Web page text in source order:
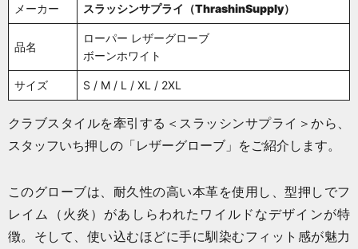
メーカー スラッシンサプライ（ThrashinSupply）
品名
ローパー レザーグローブ
ボーンホワイト
サイズ S / M / L / XL / 2XL
クラブスタイルを牽引する＜スラッシンサプライ＞から、
スタッフいち押しの「レザーグローブ」をご紹介します。
このグローブは、耐久性の高い本革を使用し、型押しでフ
レイム（火炎）があしらわれたワイルドなデザインが特
徴。そして、使い込むほどに手に馴染むフィット感が魅力